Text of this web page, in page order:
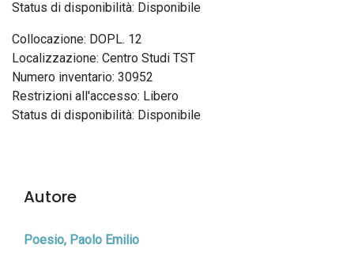
Status di disponibilità: Disponibile
Collocazione: DOPL. 12
Localizzazione: Centro Studi TST
Numero inventario: 30952
Restrizioni all'accesso: Libero
Status di disponibilità: Disponibile
Autore
Poesio, Paolo Emilio